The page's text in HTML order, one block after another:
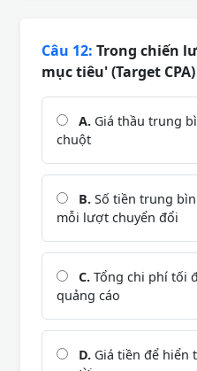
Câu 12: Trong chiến
mục tiêu' (Target
A. Giá thầu trung
chuột
B. Số tiền trung
mỗi lượt chuyển đổi
C. Tổng chi phí tối
quảng cáo
D. Giá tiền để hiển